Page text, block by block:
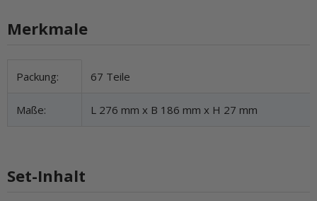
Merkmale
Produkteigenschaft
Wert
Packung: 67 Teile
Maße: L 276 mm x B 186 mm x H 27 mm
Set-Inhalt